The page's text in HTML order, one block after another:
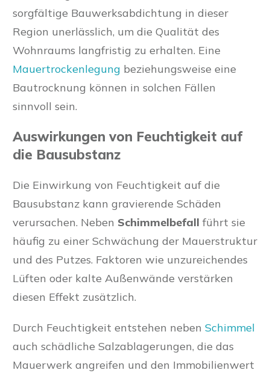
sorgfältige Bauwerksabdichtung in dieser
Region unerlässlich, um die Qualität des
Wohnraums langfristig zu erhalten. Eine
Mauertrockenlegung beziehungsweise eine
Bautrocknung können in solchen Fällen
sinnvoll sein.
Auswirkungen von Feuchtigkeit auf
die Bausubstanz
Die Einwirkung von Feuchtigkeit auf die
Bausubstanz kann gravierende Schäden
verursachen. Neben Schimmelbefall führt sie
häufig zu einer Schwächung der Mauerstruktur
und des Putzes. Faktoren wie unzureichendes
Lüften oder kalte Außenwände verstärken
diesen Effekt zusätzlich.
Durch Feuchtigkeit entstehen neben Schimmel
auch schädliche Salzablagerungen, die das
Mauerwerk angreifen und den Immobilienwert